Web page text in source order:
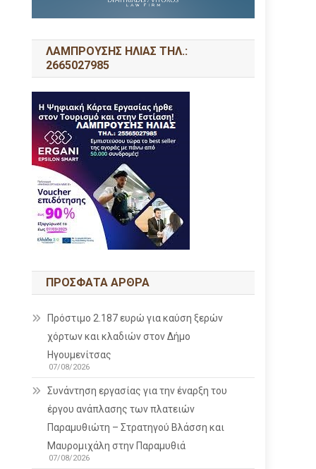
ΛΑΜΠΡΟΥΣΗΣ ΗΛΙΑΣ ΤΗΛ.:
2665027985
ΠΡΌΣΦΑΤΑ ΆΡΘΡΑ
Πρόστιμο 2.187 ευρώ για καύση ξερών
χόρτων και κλαδιών στον Δήμο
Ηγουμενίτσας
07/08/2026
Συνάντηση εργασίας για την έναρξη του
έργου ανάπλασης των πλατειών
Παραμυθιώτη – Στρατηγού Βλάσση και
Μαυρομιχάλη στην Παραμυθιά
07/08/2026